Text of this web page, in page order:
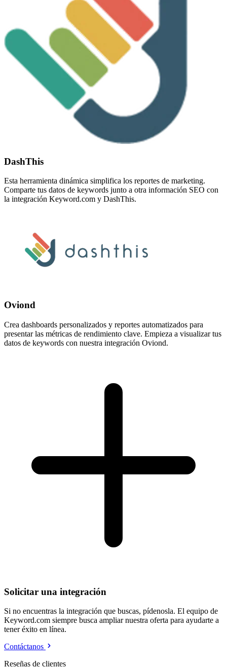
DashThis
Esta herramienta dinámica simplifica los reportes de marketing.
Comparte tus datos de keywords junto a otra información SEO con
la integración Keyword.com y DashThis.
Oviond
Crea dashboards personalizados y reportes automatizados para
presentar las métricas de rendimiento clave. Empieza a visualizar tus
datos de keywords con nuestra integración Oviond.
Solicitar una integración
Si no encuentras la integración que buscas, pídenosla. El equipo de
Keyword.com siempre busca ampliar nuestra oferta para ayudarte a
tener éxito en línea.
Contáctanos
Reseñas de clientes